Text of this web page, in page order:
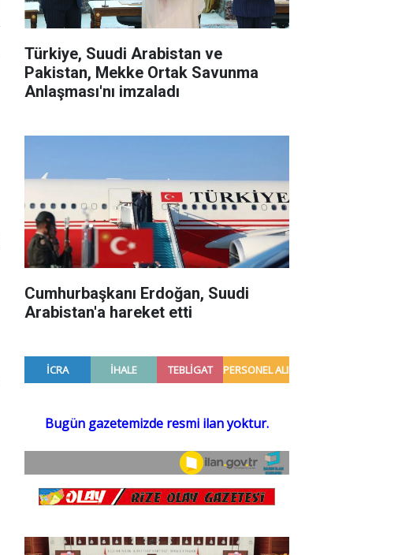
Türkiye, Suudi Arabistan ve
Pakistan, Mekke Ortak Savunma
Anlaşması'nı imzaladı
Cumhurbaşkanı Erdoğan, Suudi
Arabistan'a hareket etti